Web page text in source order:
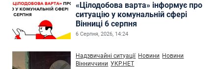
«Цілодобова варта» інформує про
ситуацію у комунальній сфері
Вінниці 6 серпня
6 Серпня, 2026, 14:24
Надзвичайні ситуації Новини Новини
Вінниччини УКР.НЕТ